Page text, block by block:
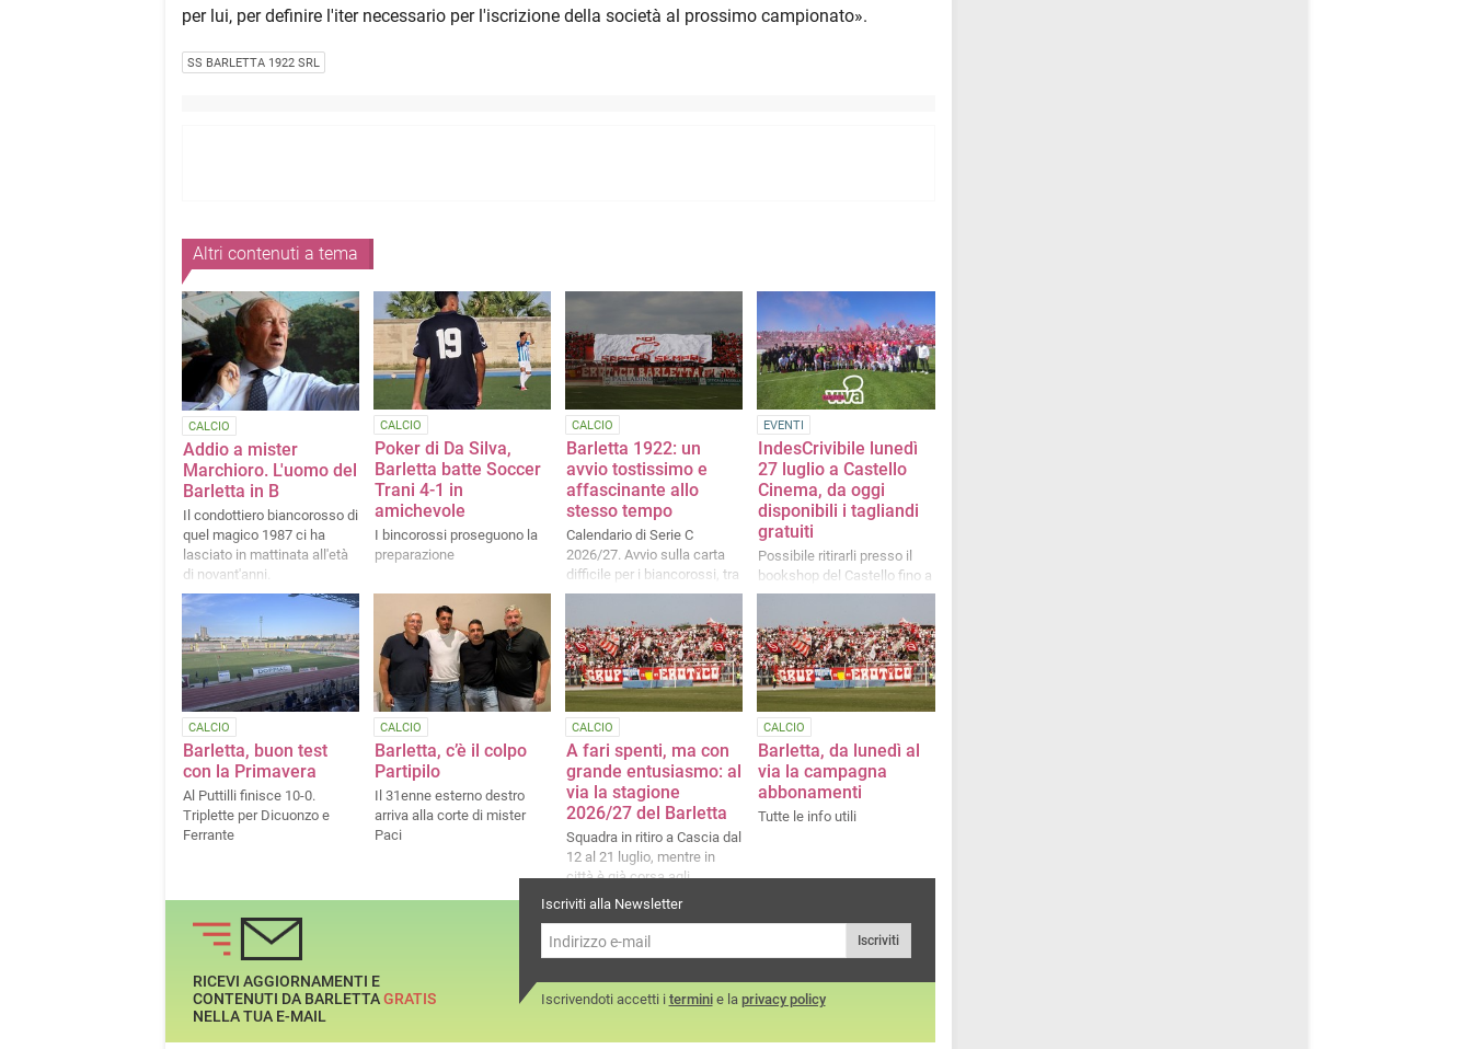
per lui, per definire l'iter necessario per l'iscrizione della società al prossimo campionato».
SS BARLETTA 1922 SRL
Altri contenuti a tema
CALCIO
Addio a mister
Marchioro. L'uomo del
Barletta in B
Il condottiero biancorosso di
quel magico 1987 ci ha
lasciato in mattinata all'età
di novant'anni.
CALCIO
Poker di Da Silva,
Barletta batte Soccer
Trani 4-1 in
amichevole
I bincorossi proseguono la
preparazione
CALCIO
Barletta 1922: un
avvio tostissimo e
affascinante allo
stesso tempo
Calendario di Serie C
2026/27. Avvio sulla carta
difficile per i biancorossi, tra
corsi e ricorsi storici, derby,
gemellaggi e corazzate varie
EVENTI
IndesCrivibile lunedì
27 luglio a Castello
Cinema, da oggi
disponibili i tagliandi
gratuiti
Possibile ritirarli presso il
bookshop del Castello fino a
esaurimento posti
CALCIO
Barletta, buon test
con la Primavera
Al Puttilli finisce 10-0.
Triplette per Dicuonzo e
Ferrante
CALCIO
Barletta, c’è il colpo
Partipilo
Il 31enne esterno destro
arriva alla corte di mister
Paci
CALCIO
A fari spenti, ma con
grande entusiasmo: al
via la stagione
2026/27 del Barletta
Squadra in ritiro a Cascia dal
12 al 21 luglio, mentre in
città è già corsa agli
abbonamenti. Intanto le
CALCIO
Barletta, da lunedì al
via la campagna
abbonamenti
Tutte le info utili
Iscriviti alla Newsletter
Iscriviti
Iscrivendoti accetti i terminie la privacy policy
RICEVI AGGIORNAMENTI E
CONTENUTI DA BARLETTAGRATIS
NELLA TUA E-MAIL